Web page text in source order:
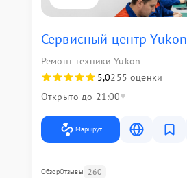
Сервисный центр Yukon
Ремонт техники Yukon
5,0255 оценки
Открыто до 21:00
Маршрут
ОбзорОтзывы 260